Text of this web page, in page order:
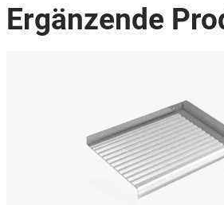
Ergänzende